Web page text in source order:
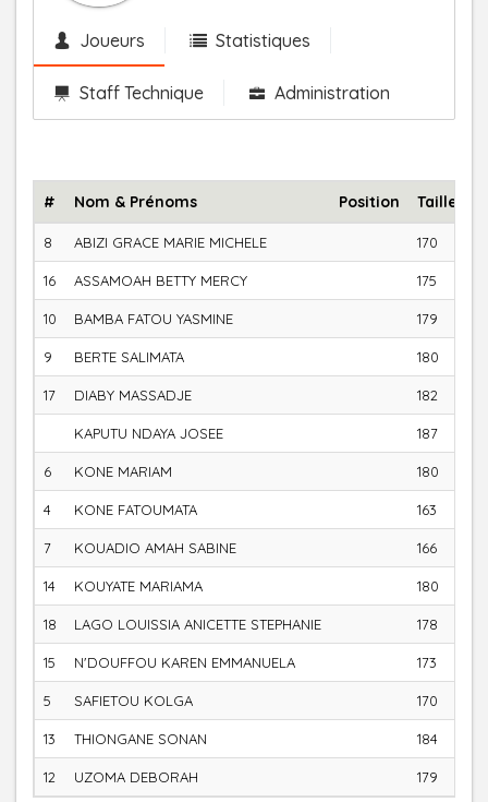
Joueurs Statistiques
Staff Technique Administration
# Nom & Prénoms Position Taille
8 ABIZI GRACE MARIE MICHELE 170
16 ASSAMOAH BETTY MERCY 175
10 BAMBA FATOU YASMINE 179
9 BERTE SALIMATA 180
17 DIABY MASSADJE 182
KAPUTU NDAYA JOSEE 187
6 KONE MARIAM 180
4 KONE FATOUMATA 163
7 KOUADIO AMAH SABINE 166
14 KOUYATE MARIAMA 180
18 LAGO LOUISSIA ANICETTE STEPHANIE 178
15 N'DOUFFOU KAREN EMMANUELA 173
5 SAFIETOU KOLGA 170
13 THIONGANE SONAN 184
12 UZOMA DEBORAH 179